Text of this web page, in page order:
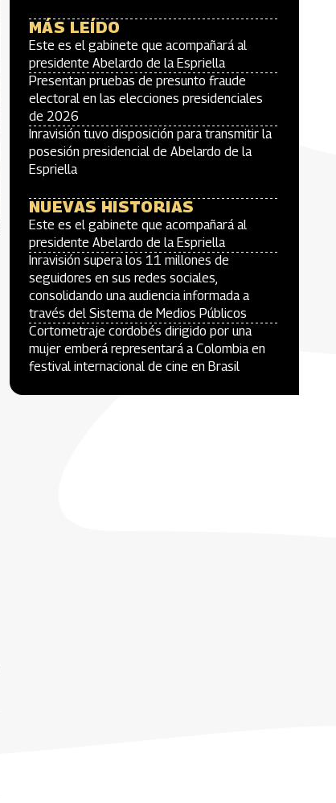
MÁS LEÍDO
Este es el gabinete que acompañará al
presidente Abelardo de la Espriella
Presentan pruebas de presunto fraude
electoral en las elecciones presidenciales
de 2026
Inravisión tuvo disposición para transmitir la
posesión presidencial de Abelardo de la
Espriella
NUEVAS HISTORIAS
Este es el gabinete que acompañará al
presidente Abelardo de la Espriella
Inravisión supera los 11 millones de
seguidores en sus redes sociales,
consolidando una audiencia informada a
través del Sistema de Medios Públicos
Cortometraje cordobés dirigido por una
mujer emberá representará a Colombia en
festival internacional de cine en Brasil